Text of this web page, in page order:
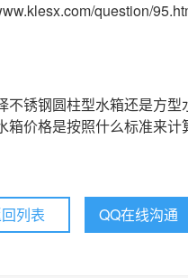
question/
不锈钢圆柱型水箱还是方型
箱价格是按照什么标准来计
列表 QQ在线沟通